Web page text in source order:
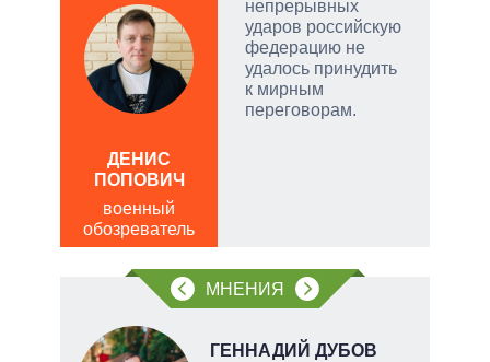
непрерывных
ударов российскую
федерацию не
удалось принудить
к мирным
переговорам.
ДЕНИС
ПОПОВИЧ
военный
обозреватель
МНЕНИЯ
ГЕННАДИЙ ДУБОВ